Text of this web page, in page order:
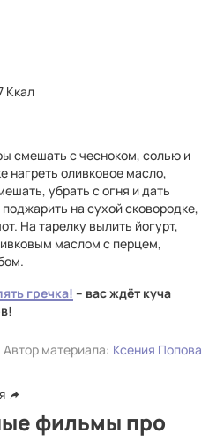
Ккал
смешать с чесноком, солью и
нагреть оливковое масло,
убрать с огня и дать
на сухой сковородке,
На тарелку вылить йогурт,
маслом с перцем,
гречка! – вас ждёт куча
Автор материала: Ксения Попова
фильмы про